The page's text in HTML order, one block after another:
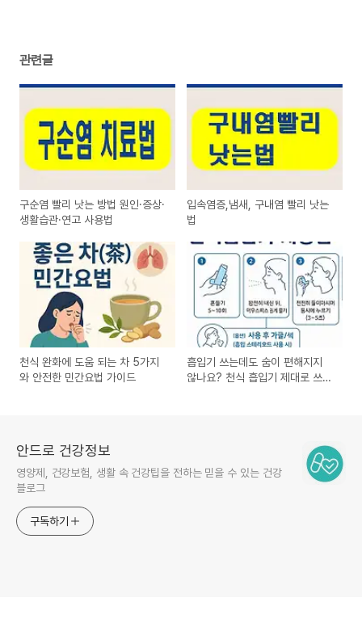
관련글
구순염 빨리 낫는 방법 원인·증상·
생활습관·연고 사용법
입속염증,냄새, 구내염 빨리 낫는
법
천식 완화에 도움 되는 차 5가지
와 안전한 민간요법 가이드
흡입기 쓰는데도 숨이 편해지지
않나요? 천식 흡입기 제대로 쓰는
안드로 건강정보
영양제, 건강보험, 생활 속 건강팁을 전하는 믿을 수 있는 건강
블로그
구독하기